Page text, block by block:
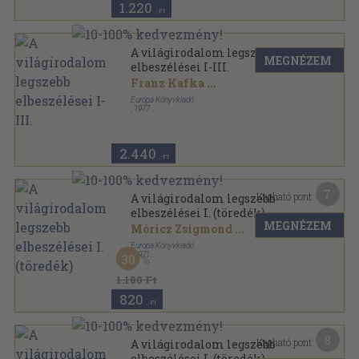
1.220 ,-Ft
A világirodalom legszebb
elbeszélései I-III.
Franz Kafka ...
Európa Könyvkiadó
1977
2.440 ,-Ft
MEGNÉZEM
A világirodalom legszebb
elbeszélései I. (töredék)
Móricz Zsigmond ...
Európa Könyvkiadó
, 1971
Vászon
1.180 Ft
30
820 ,-Ft
Kapható pont:
MEGNÉZEM
A világirodalom legszebbKapható pont: